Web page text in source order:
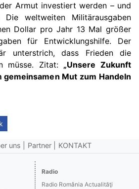
Armut investiert werden – und
weltweiten Militärausgaben
Dollar pro Jahr 13 Mal größer
für Entwicklungshilfe. Der
unterstrich, dass Frieden die
müsse. Zitat: „Unsere Zukunft
gemeinsamen Mut zum Handeln
uns Partner KONTAKT
Radio
Radio România Actualităţi